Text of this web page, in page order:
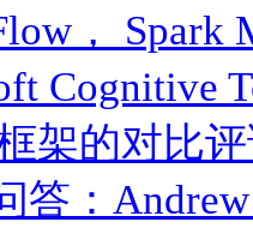
，
Cognitive
架的对比
答：